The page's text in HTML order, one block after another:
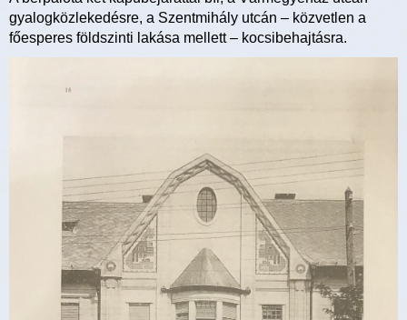
gyalogközlekedésre, a Szentmihály utcán – közvetlen a
főesperes földszinti lakása mellett – kocsibehajtásra.